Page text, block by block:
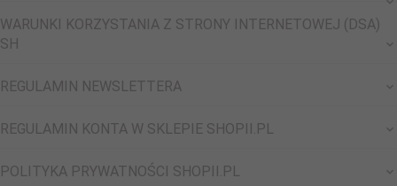
WARUNKI KORZYSTANIA Z STRONY INTERNETOWEJ (DSA)
SH
REGULAMIN NEWSLETTERA
REGULAMIN KONTA W SKLEPIE SHOPII.PL
POLITYKA PRYWATNOŚCI SHOPII.PL